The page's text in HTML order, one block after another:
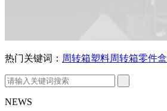
热门关键词： 周转箱塑料周转箱零件盒
NEWS